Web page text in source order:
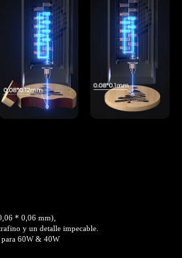
* 0,06 mm),
y un detalle impecable.
60W & 40W